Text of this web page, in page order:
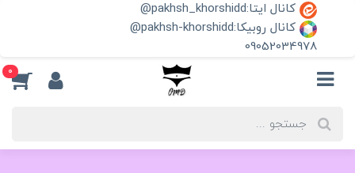
کانال ایتا:pakhsh_khorshidd@
کانال روبیکا:pakhsh-khorshidd@
09052034978
0